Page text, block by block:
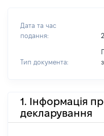
Дата та час
подання:
Тип документа:
1. Інформація
декларування